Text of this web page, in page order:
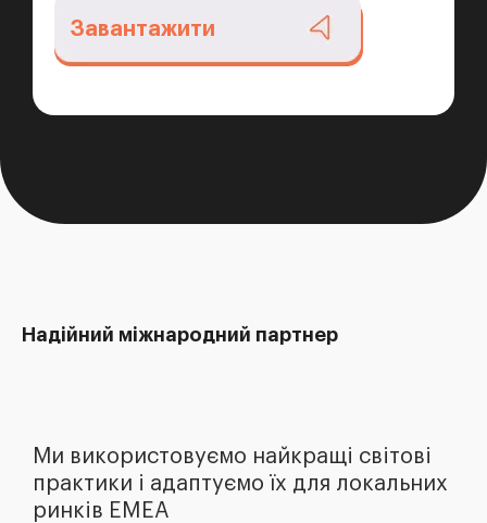
Надійний міжнародний партнер
Ми використовуємо найкращі світові
практики і адаптуємо їх для локальних
ринків EMEA